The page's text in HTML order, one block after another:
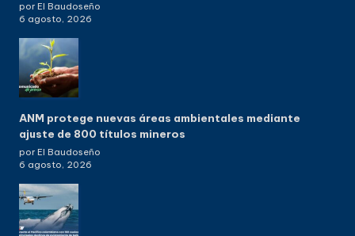
por El Baudoseño
6 agosto, 2026
ANM protege nuevas áreas ambientales mediante
ajuste de 800 títulos mineros
por El Baudoseño
6 agosto, 2026